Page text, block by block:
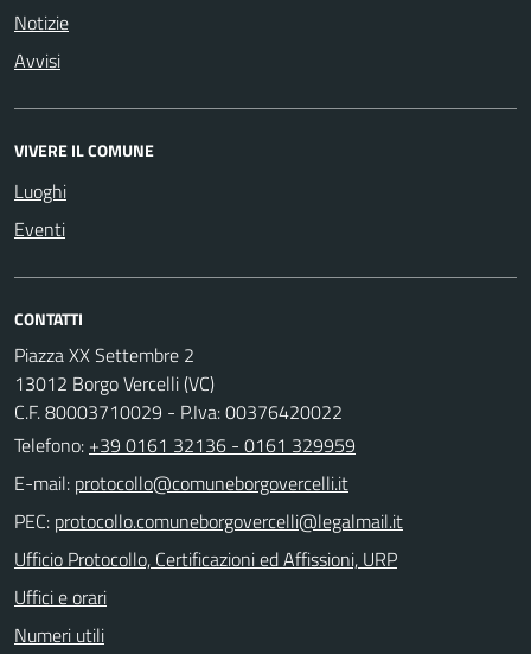
Notizie
Avvisi
VIVERE IL COMUNE
Luoghi
Eventi
CONTATTI
Piazza XX Settembre 2
13012 Borgo Vercelli (VC)
C.F. 80003710029 - P.Iva: 00376420022
Telefono: +39 0161 32136 - 0161 329959
E-mail:
PEC:
Ufficio Protocollo, Certificazioni ed Affissioni, URP
Uffici e orari
Numeri utili